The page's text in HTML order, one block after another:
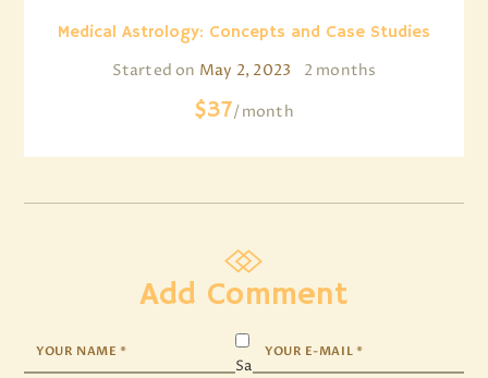
Medical Astrology: Concepts and Case Studies
Started on May 2, 2023 2 months
$37 month
Add Comment
Sa